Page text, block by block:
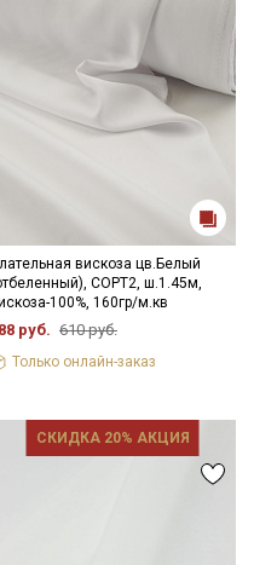
вискоза цв.Белый
СОРТ2, ш.1.45м,
100%, 160гр/м.кв
руб. 610 руб.
Только онлайн-заказ
СКИДКА 20% АКЦИЯ